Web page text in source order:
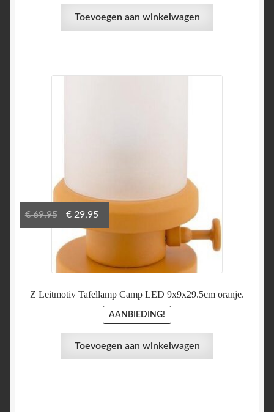
Toevoegen aan winkelwagen
Z Leitmotiv Tafellamp Camp LED 9x9x29.5cm oranje.
AANBIEDING!
€69,95
Oorspronkelijke
prijs
was:
€ 69,95.
€29,95Huidige
prijs
€ 29,95.
Toevoegen aan winkelwagen